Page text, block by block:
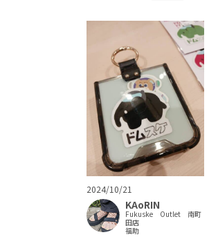
2024/10/21
KAoRIN
Fukuske Outlet 南町
田店
福助